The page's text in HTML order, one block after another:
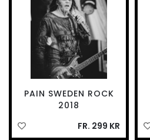
PAIN SWEDEN ROCK
2018
FR. 299 KR